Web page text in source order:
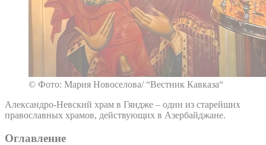
© Фото: Мария Новоселова/ “Вестник Кавказа“
Александро-Невский храм в Гяндже – один из старейших
православных храмов, действующих в Азербайджане.
Оглавление